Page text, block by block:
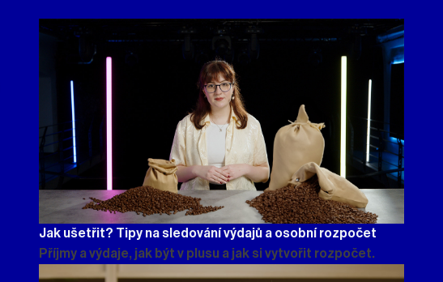
Jak ušetřit? Tipy na sledování výdajů a osobní rozpočet
Příjmy a výdaje, jak být v plusu a jak si vytvořit rozpočet.